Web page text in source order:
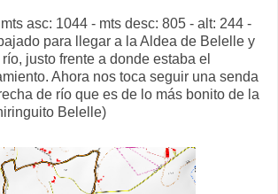
asc: 1044 - mts desc: 805 - alt: 244 -
para llegar a la Aldea de Belelle y
justo frente a donde estaba el
Ahora nos toca seguir una senda
de río que es de lo más bonito de la
Belelle)